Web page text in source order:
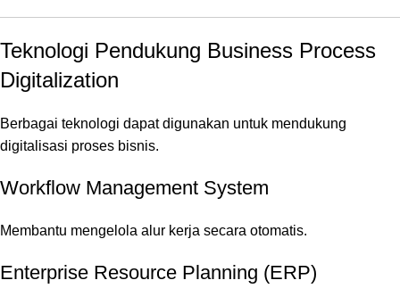
Teknologi Pendukung Business Process
Digitalization
Berbagai teknologi dapat digunakan untuk mendukung
digitalisasi proses bisnis.
Workflow Management System
Membantu mengelola alur kerja secara otomatis.
Enterprise Resource Planning (ERP)